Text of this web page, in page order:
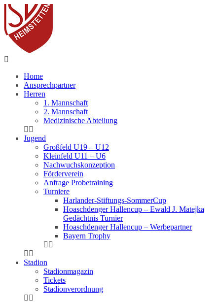
Home
Ansprechpartner
Herren
1. Mannschaft
2. Mannschaft
Medizinische Abteilung
Jugend
Großfeld U19 – U12
Kleinfeld U11 – U6
Nachwuchskonzeption
Förderverein
Anfrage Probetraining
Turniere
Harlander-Stiftungs-SommerCup
Hoaschdenger Hallencup – Ewald J. Matejka
Gedächtnis Turnier
Hoaschdenger Hallencup – Werbepartner
Bayern Trophy
Stadion
Stadionmagazin
Tickets
Stadionverordnung